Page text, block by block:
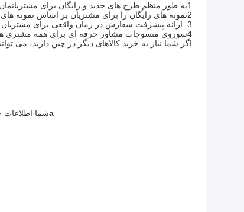
1به طور منظم طرح های جدید و رایگان برای مشتریانمان ارائه می دهیم.
2نمونه های رایگان را برای مشتریان بر اساس نمونه های واقعی یا تصاویر آنها فراهم کنید.
3. ارائه پیشرفت سفارش در زمان واقعی برای مشتریان.
4سوروي منسوجات مشاور حرفه اي براي همه مشتري هاست مهم نيست که ما با همکاري کنيم يا نه
اگر شما نیاز به خرید کالاهای دیگر در چین دارید، می
aشما اطلاعات